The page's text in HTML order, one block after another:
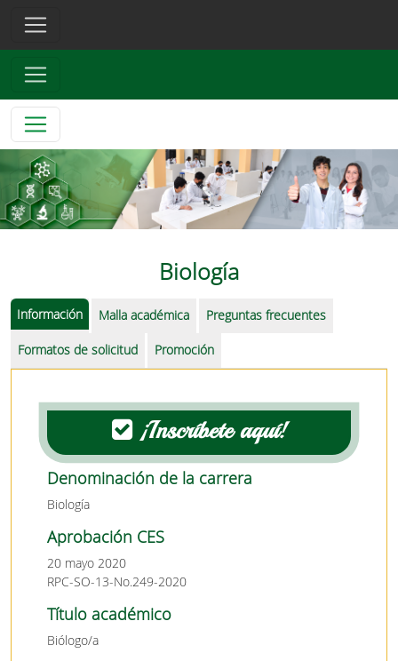
Biología
Información Malla académica Preguntas frecuentes
Formatos de solicitud Promoción
¡Inscríbete aquí!
Denominación de la carrera
Biología
Aprobación CES
20 mayo 2020
RPC-SO-13-No.249-2020
Título académico
Biólogo/a